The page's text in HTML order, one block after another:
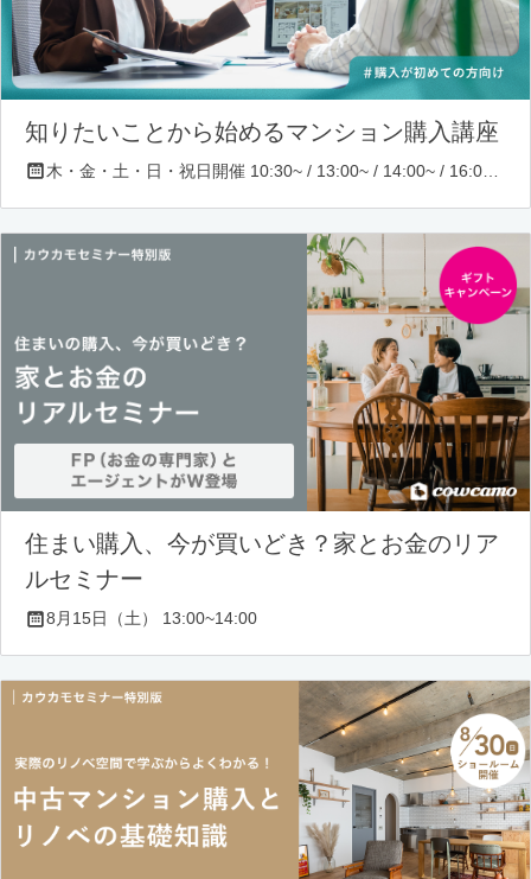
知りたいことから始めるマンション購入講座
住まい購入、今が買いどき？家とお金のリア
ルセミナー
8月15日（土） 13:00~14:00